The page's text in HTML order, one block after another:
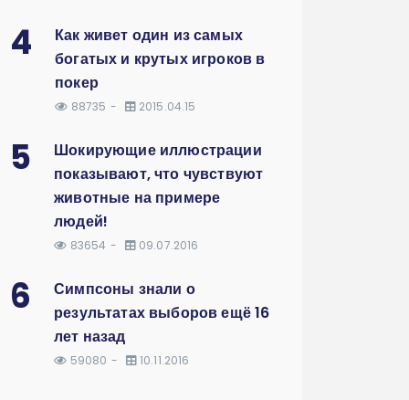
4
Как живет один из самых
богатых и крутых игроков в
покер
88735 2015.04.15
5
Шокирующие иллюстрации
показывают, что чувствуют
животные на примере
людей!
83654 09.07.2016
6
Симпсоны знали о
результатах выборов ещё 16
лет назад
59080 10.11.2016